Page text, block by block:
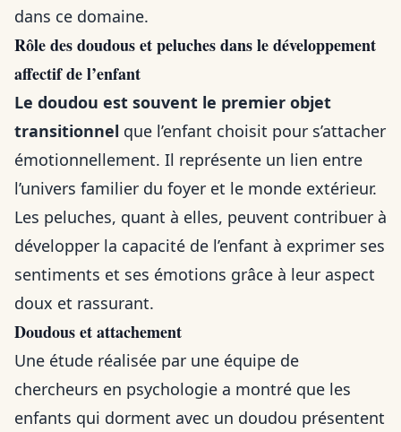
dans ce domaine.
Rôle des doudous et peluches dans le développement
affectif de l’enfant
Le doudou est souvent le premier objet
transitionnel que l’enfant choisit pour s’attacher
émotionnellement. Il représente un lien entre
l’univers familier du foyer et le monde extérieur.
Les peluches, quant à elles, peuvent contribuer à
développer la capacité de l’enfant à exprimer ses
sentiments et ses émotions grâce à leur aspect
doux et rassurant.
Doudous et attachement
Une étude réalisée par une équipe de
chercheurs en psychologie a montré que les
enfants qui dorment avec un doudou présentent